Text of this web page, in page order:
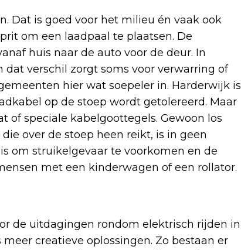
Dat is goed voor het milieu én vaak ook
om een laadpaal te plaatsen. De
huis naar de auto voor de deur. In
verschil zorgt soms voor verwarring of
hier wat soepeler in. Harderwijk is
op de stoep wordt getolereerd. Maar
speciale kabelgoottegels. Gewoon los
over de stoep heen reikt, is in geen
om struikelgevaar te voorkomen en de
met een kinderwagen of een rollator.
de uitdagingen rondom elektrisch rijden in
creatieve oplossingen. Zo bestaan er